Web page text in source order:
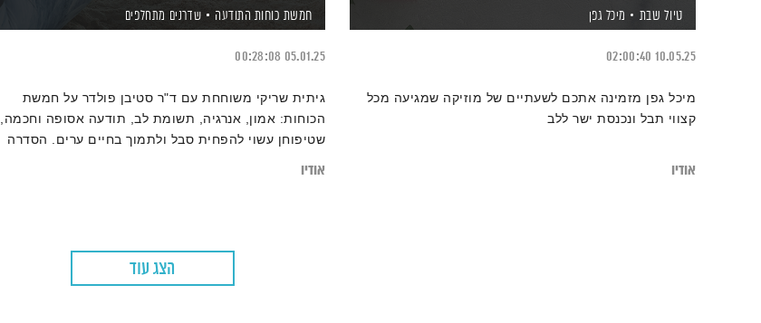
טיול שבת מיכל גפן
10.05.25
02:00:40
מיכל גפן מזמינה אתכם לשעתיים של מוזיקה שמגיעה מכל
קצווי תבל ונכנסת ישר ללב
אודיו
חמשת כוחות התודעה שדרנים מתחלפים
05.01.25
00:28:08
גיתית שריקי משוחחת עם ד"ר סטיבן פולדר על חמשת
הכוחות: אמון, אנרגיה, תשומת לב, תודעה אסופה וחכמה,
שטיפוחן עשוי להפחית סבל ולתמוך בחיים ערים. הסדרה
אודיו
הצג עוד